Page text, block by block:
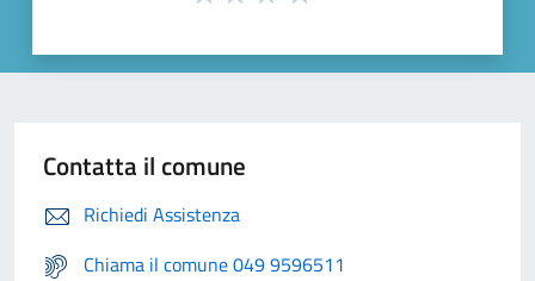
Contatta il comune
Richiedi Assistenza
Chiama il comune 049 9596511